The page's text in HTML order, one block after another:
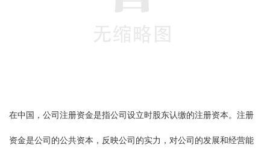
在中国，公司注册资金是指公司设立时股东认缴的注册资本。注册
资金是公司的公共资本，反映公司的实力，对公司的发展和经营能